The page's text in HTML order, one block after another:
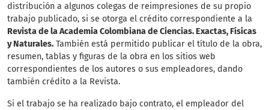
distribución a algunos colegas de reimpresiones de su propio
trabajo publicado, si se otorga el crédito correspondiente a la
Revista de la Academia Colombiana de Ciencias. Exactas, Físicas
y Naturales. También está permitido publicar el título de la obra,
resumen, tablas y figuras de la obra en los sitios web
correspondientes de los autores o sus empleadores, dando
también crédito a la Revista.
Si el trabajo se ha realizado bajo contrato, el empleador del